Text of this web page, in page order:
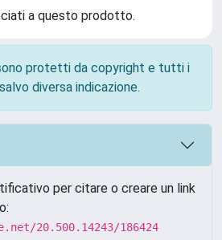
a questo prodotto.
protetti da copyright e tutti i
diversa indicazione.
per citare o creare un link
20.500.14243/186424